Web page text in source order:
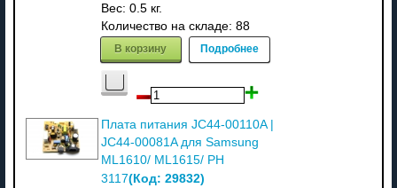
Вес: 0.5 кг.
Количество на складе: 88
В корзину Подробнее
Плата питания JC44-00110A |
JC44-00081A для Samsung
ML1610/ ML1615/ PH
3117(Код: 29832)